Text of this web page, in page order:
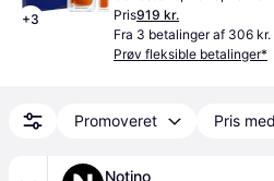
+3
Pris919 kr.
Fra 3 betalinger af 306 kr.
Prøv fleksible betalinger*
Promoveret Pris
Notino